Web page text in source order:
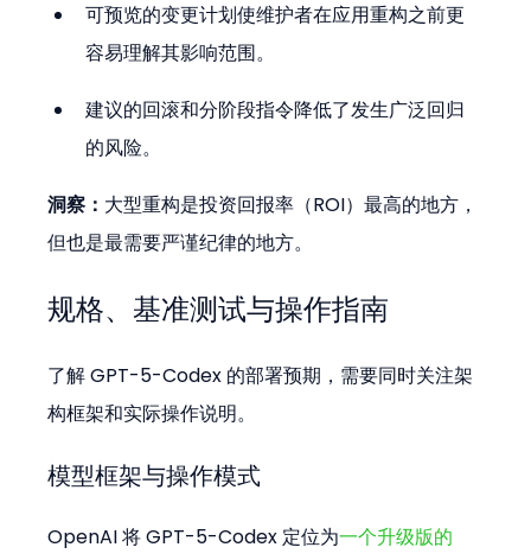
可预览的变更计划使维护者在应用重构之前更
容易理解其影响范围。
建议的回滚和分阶段指令降低了发生广泛回归
的风险。
洞察： 大型重构是投资回报率（ROI）最高的地方，
但也是最需要严谨纪律的地方。
规格、基准测试与操作指南
了解 GPT-5-Codex 的部署预期，需要同时关注架
构框架和实际操作说明。
模型框架与操作模式
OpenAI 将 GPT-5-Codex 定位为一个升级版的